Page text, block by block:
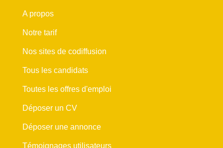
A propos
Notre tarif
Nos sites de codiffusion
Tous les candidats
Toutes les offres d'emploi
Déposer un CV
Déposer une annonce
Témoignages utilisateurs